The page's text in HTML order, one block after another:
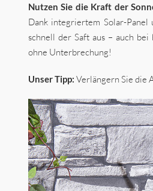
Nutzen Sie die Kraft der
Dank integriertem Solar-Panel
schnell der Saft aus – auch
ohne Unterbrechung!
Unser Tipp: Verlängern Sie die